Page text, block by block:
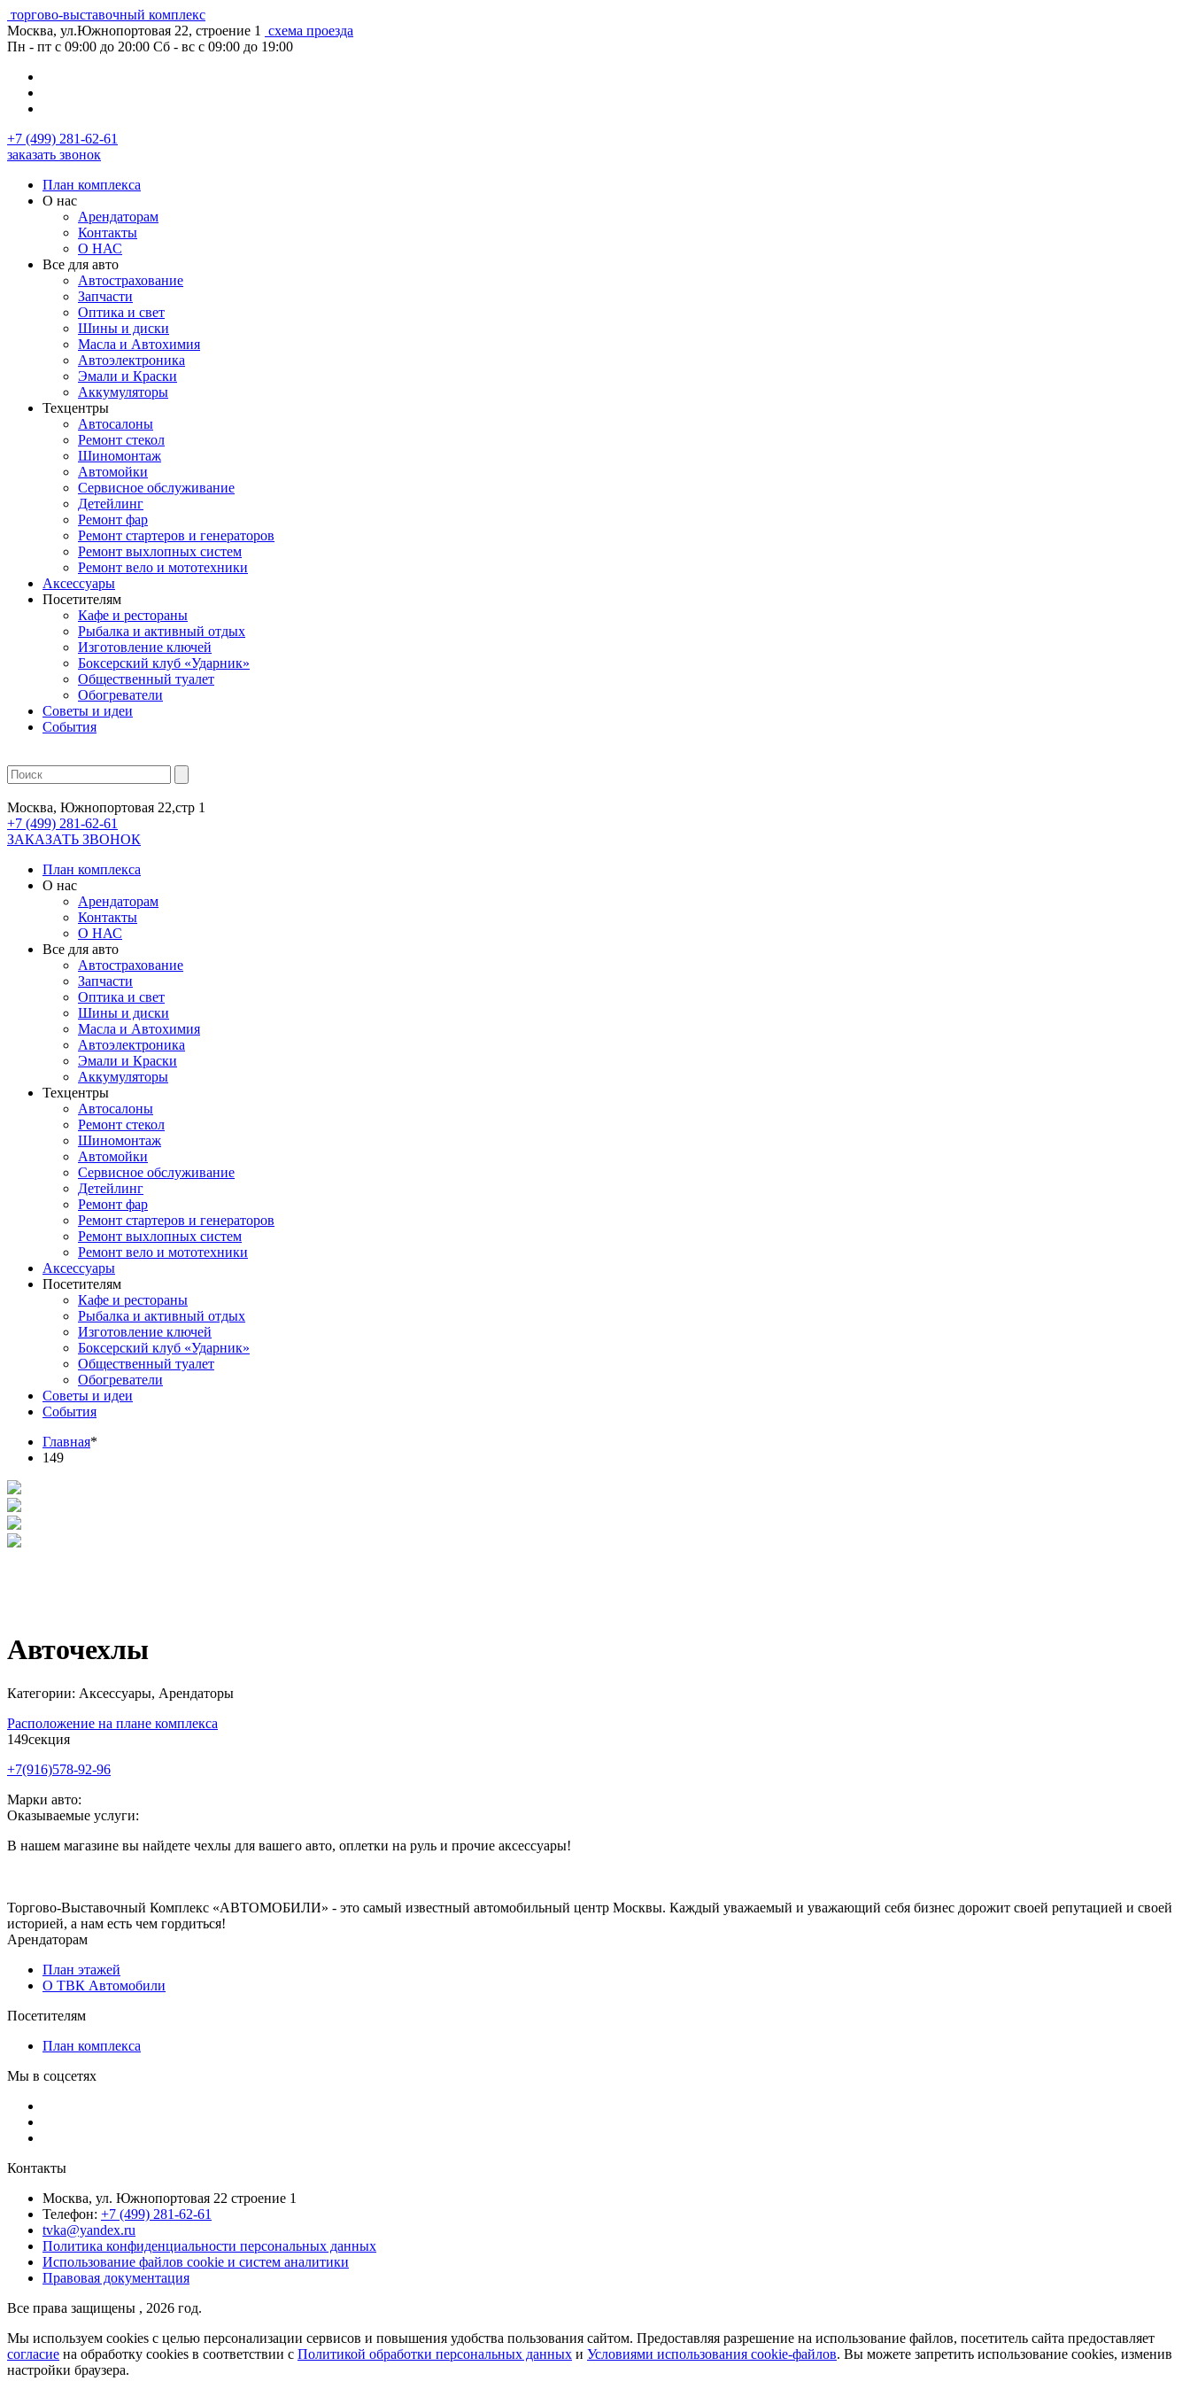
торгово-выставочный комплекс
Москва, ул.Южнопортовая 22, строение 1
схема проезда
Пн - пт с 09:00 до 20:00 Сб - вс с 09:00 до 19:00
+7 (499) 281-62-61
заказать звонок
План комплекса
О нас
Арендаторам
Контакты
О НАС
Все для авто
Автострахование
Запчасти
Оптика и свет
Шины и диски
Масла и Автохимия
Автоэлектроника
Эмали и Краски
Аккумуляторы
Техцентры
Автосалоны
Ремонт стекол
Шиномонтаж
Автомойки
Сервисное обслуживание
Детейлинг
Ремонт фар
Ремонт стартеров и генераторов
Ремонт выхлопных систем
Ремонт вело и мототехники
Аксессуары
Посетителям
Кафе и рестораны
Рыбалка и активный отдых
Изготовление ключей
Боксерский клуб «Ударник»
Общественный туалет
Обогреватели
Советы и идеи
События
Москва, Южнопортовая 22,стр 1
+7 (499) 281-62-61
ЗАКАЗАТЬ ЗВОНОК
План комплекса
О нас
Арендаторам
Контакты
О НАС
Все для авто
Автострахование
Запчасти
Оптика и свет
Шины и диски
Масла и Автохимия
Автоэлектроника
Эмали и Краски
Аккумуляторы
Техцентры
Автосалоны
Ремонт стекол
Шиномонтаж
Автомойки
Сервисное обслуживание
Детейлинг
Ремонт фар
Ремонт стартеров и генераторов
Ремонт выхлопных систем
Ремонт вело и мототехники
Аксессуары
Посетителям
Кафе и рестораны
Рыбалка и активный отдых
Изготовление ключей
Боксерский клуб «Ударник»
Общественный туалет
Обогреватели
Советы и идеи
События
Главная*
149
Авточехлы
Категории: Аксессуары, Арендаторы
Расположение на плане комплекса
149секция
+7(916)578-92-96
Марки авто:
Оказываемые услуги:
В нашем магазине вы найдете чехлы для вашего авто, оплетки на руль и прочие аксессуары!
Торгово-Выставочный Комплекс «АВТОМОБИЛИ» - это самый известный автомобильный центр Москвы. Каждый уважаемый и уважающий себя бизнес дорожит своей репутацией и своей
историей, а нам есть чем гордиться!
Арендаторам
План этажей
О ТВК Автомобили
Посетителям
План комплекса
Мы в соцсетях
Контакты
Москва, ул. Южнопортовая 22 строение 1
Телефон: +7 (499) 281-62-61
tvka@yandex.ru
Политика конфиденциальности персональных данных
Использование файлов cookie и систем аналитики
Правовая документация
Все права защищены , 2026 год.
Мы используем cookies с целью персонализации сервисов и повышения удобства пользования сайтом. Предоставляя разрешение на использование файлов, посетитель сайта предоставляет
согласие на обработку cookies в соответствии с Политикой обработки персональных данных и Условиями использования cookie-файлов. Вы можете запретить использование cookies, изменив
настройки браузера.